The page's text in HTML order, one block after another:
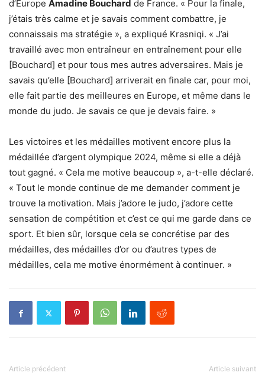
d’Europe Amadine Bouchard de France. « Pour la finale,
j’étais très calme et je savais comment combattre, je
connaissais ma stratégie », a expliqué Krasniqi. « J’ai
travaillé avec mon entraîneur en entraînement pour elle
[Bouchard] et pour tous mes autres adversaires. Mais je
savais qu’elle [Bouchard] arriverait en finale car, pour moi,
elle fait partie des meilleures en Europe, et même dans le
monde du judo. Je savais ce que je devais faire. »
Les victoires et les médailles motivent encore plus la
médaillée d’argent olympique 2024, même si elle a déjà
tout gagné. « Cela me motive beaucoup », a-t-elle déclaré.
« Tout le monde continue de me demander comment je
trouve la motivation. Mais j’adore le judo, j’adore cette
sensation de compétition et c’est ce qui me garde dans ce
sport. Et bien sûr, lorsque cela se concrétise par des
médailles, des médailles d’or ou d’autres types de
médailles, cela me motive énormément à continuer. »
Article précédent Article suivant